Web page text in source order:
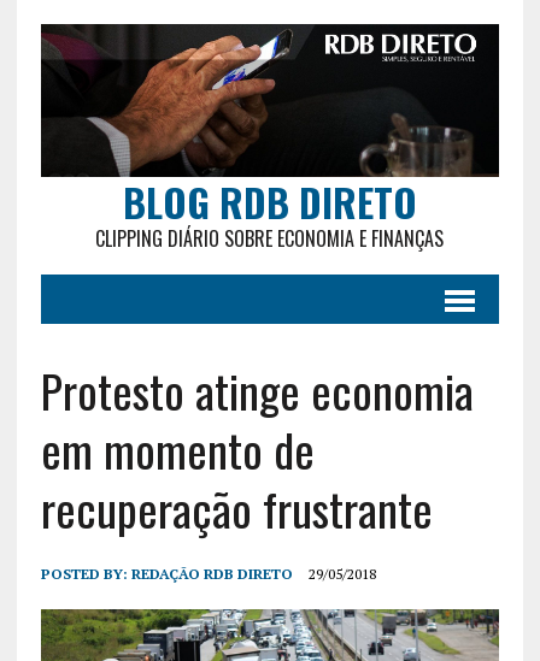
BLOG RDB DIRETO
CLIPPING DIÁRIO SOBRE ECONOMIA E FINANÇAS
Protesto atinge economia
em momento de
recuperação frustrante
POSTED BY: REDAÇÃO RDB DIRETO 29/05/2018